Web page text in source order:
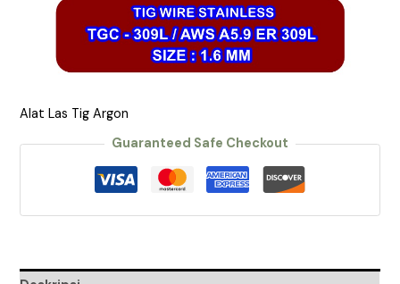
Alat Las Tig Argon
Guaranteed Safe Checkout